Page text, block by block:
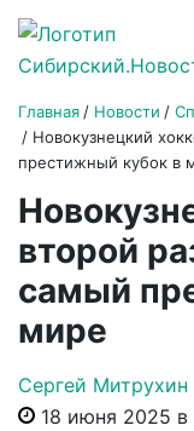
Главная Новости
Новокузнецкий
престижный кубок в
второй
самый
мире
Сергей Митрухин
18 июня 2025 в